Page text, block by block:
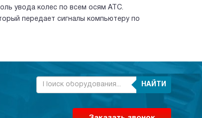
увода колес по всем осям АТС.
передает сигналы компьютеру по
НАЙТИ